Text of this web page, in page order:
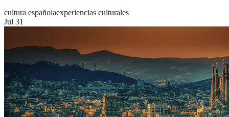
cultura españolaexperiencias culturales
Jul 31